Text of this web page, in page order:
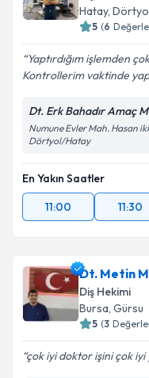
Hatay,
5 (6
Yaptırdığım işlemden
Kontrollerim vaktinde
Dt. Erk Bahadır Amaç
Numune Evler Mah. Hasan
Dörtyol/Hatay
En Yakın Saatler
11:00
11:30
Dt. Metin
Diş Hekimi
Bursa, Gürsu
5 (3
çok iyi doktor işini çok